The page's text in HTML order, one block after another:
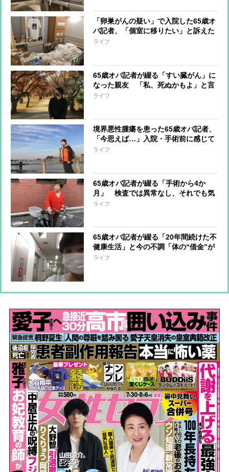
「卵巣がんの疑い」で入院した65歳オ
バ記者、「個室に移りたい」と訴えた
時に看護師がピシャリと言った言葉
ライフ
65歳オバ記者が綴る「すい臓がん」に
なった親友 「私、死ぬかもよ」と言
った2か月後に永遠に別れるまで
ライフ
境界悪性腫瘍を患った65歳オバ記者、
「今思えば…」入院・手術前に感じて
いた数々の体の異変
ライフ
65歳オバ記者が綴る「手術から4か
月」 検査では異常なし、それでも気
になる体調の変化
ライフ
65歳オバ記者が綴る「20年間続けた不
健康生活」と今の不調「体の“借金”が
あらわになってきた」
ライフ